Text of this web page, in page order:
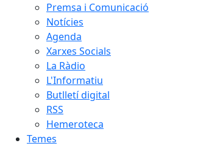
Premsa i Comunicació
Notícies
Agenda
Xarxes Socials
La Ràdio
L'Informatiu
Butlletí digital
RSS
Hemeroteca
Temes